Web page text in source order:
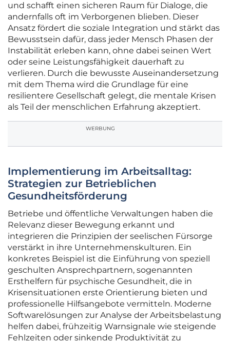
und schafft einen sicheren Raum für Dialoge, die
andernfalls oft im Verborgenen blieben. Dieser
Ansatz fördert die soziale Integration und stärkt das
Bewusstsein dafür, dass jeder Mensch Phasen der
Instabilität erleben kann, ohne dabei seinen Wert
oder seine Leistungsfähigkeit dauerhaft zu
verlieren. Durch die bewusste Auseinandersetzung
mit dem Thema wird die Grundlage für eine
resilientere Gesellschaft gelegt, die mentale Krisen
als Teil der menschlichen Erfahrung akzeptiert.
WERBUNG
Implementierung im Arbeitsalltag:
Strategien zur Betrieblichen
Gesundheitsförderung
Betriebe und öffentliche Verwaltungen haben die
Relevanz dieser Bewegung erkannt und
integrieren die Prinzipien der seelischen Fürsorge
verstärkt in ihre Unternehmenskulturen. Ein
konkretes Beispiel ist die Einführung von speziell
geschulten Ansprechpartnern, sogenannten
Ersthelfern für psychische Gesundheit, die in
Krisensituationen erste Orientierung bieten und
professionelle Hilfsangebote vermitteln. Moderne
Softwarelösungen zur Analyse der Arbeitsbelastung
helfen dabei, frühzeitig Warnsignale wie steigende
Fehlzeiten oder sinkende Produktivität zu